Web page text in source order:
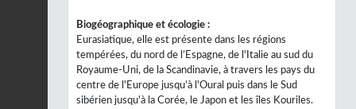
Biogéographique et écologie :
Eurasiatique, elle est présente dans les régions
tempérées, du nord de l’Espagne, de l'Italie au sud du
Royaume-Uni, de la Scandinavie, à travers les pays du
centre de l'Europe jusqu’à l'Oural puis dans le Sud
sibérien jusqu'à la Corée, le Japon et les îles Kouriles.